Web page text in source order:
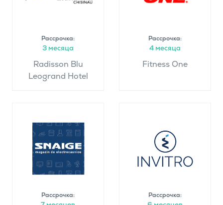
Рассрочка:
3 месяца
Radisson Blu
Leogrand Hotel
Рассрочка:
4 месяца
Fitness One
Рассрочка: Рассрочка: